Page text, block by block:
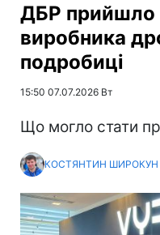
ДБР прийшло
виробника
подробиці
15:50 07.07.2026 Вт
Що могло стати
КОСТЯНТИН ШИРОКУН